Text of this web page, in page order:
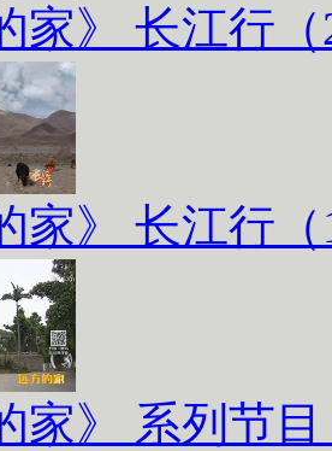
家》 长江行
家》 长江行
家》 系列节